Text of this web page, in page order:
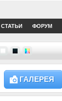
СТАТЬИ ФОРУМ
ГАЛЕРЕЯ